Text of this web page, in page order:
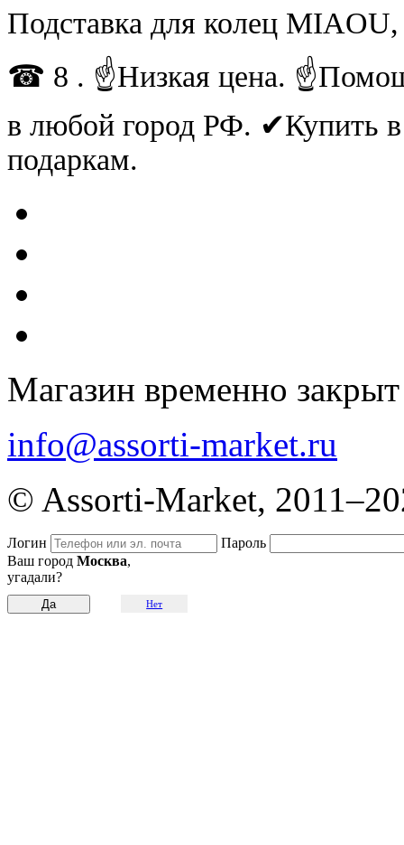
Подставка для колец
☎ 8 . ☝Низкая цена.
в любой город РФ.
подаркам.
Магазин временно закрыт
info@assorti-market.ru
© Assorti-Market,
Логин
Пароль
Ваш город Москва,
угадали?
Нет